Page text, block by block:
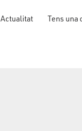
Actualitat Tens una